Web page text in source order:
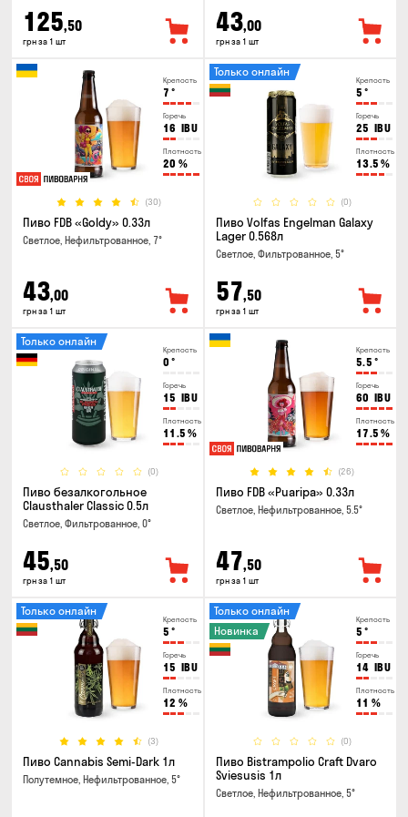
125,50
грн за 1 шт
43,00
грн за 1 шт
Крепость
7 °
Горечь
16 IBU
Плотность
20 %
(30)
Пиво FDB «Goldy» 0.33л
Светлое, Нефильтрованное, 7°
43,00
грн за 1 шт
Крепость
5 °
Горечь
25 IBU
Плотность
13.5 %
(0)
Только онлайн
Пиво Volfas Engelman Galaxy
Lager 0.568л
Светлое, Фильтрованное, 5°
57,50
грн за 1 шт
Крепость
0 °
Горечь
15 IBU
Плотность
11.5 %
(0)
Только онлайн
Пиво безалкогольное
Clausthaler Classic 0.5л
Светлое, Фильтрованное, 0°
45,50
грн за 1 шт
Крепость
5.5 °
Горечь
60 IBU
Плотность
17.5 %
(26)
Пиво FDB «Puaripa» 0.33л
Светлое, Нефильтрованное, 5.5°
47,50
грн за 1 шт
Крепость
5 °
Горечь
15 IBU
Плотность
12 %
(3)
Только онлайн
Пиво Cannabis Semi-Dark 1л
Полутемное, Нефильтрованное, 5°
Крепость
5 °
Горечь
14 IBU
Плотность
11 %
(0)
Только онлайн
Новинка
Пиво Bistrampolio Craft Dvaro
Sviesusis 1л
Светлое, Нефильтрованное, 5°